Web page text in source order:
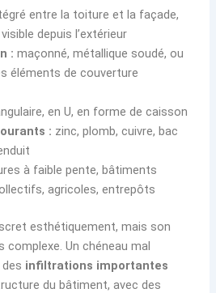
entre la toiture et la façade,
depuis l’extérieur
: maçonné, métallique soudé, ou
éléments de couverture
en U, en forme de caisson
: zinc, plomb, cuivre, bac
à faible pente, bâtiments
agricoles, entrepôts
esthétiquement, mais son
Un chéneau mal
infiltrations importantes
du bâtiment, avec des